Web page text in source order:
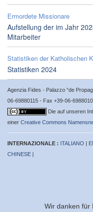
Ermordete Missionare
Aufstellung der im Jahr
Mitarbeiter
Statistiken der Katholischen
Statistiken 2024
Agenzia Fides - Palazzo “de
06-69880115 - Fax +39-06-
Die auf unseren
einer Creative Commons
INTERNAZIONALE : ITALIANO |
CHINESE |
Wir danken für